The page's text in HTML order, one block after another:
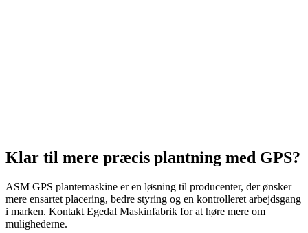
Klar til mere præcis plantning med GPS?
ASM GPS plantemaskine er en løsning til producenter, der ønsker
mere ensartet placering, bedre styring og en kontrolleret arbejdsgang
i marken. Kontakt Egedal Maskinfabrik for at høre mere om
mulighederne.